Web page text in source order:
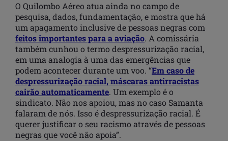
O Quilombo Aéreo atua ainda no campo de
pesquisa, dados, fundamentação, e mostra que há
um apagamento inclusive de pessoas negras com
feitos importantes para a aviação. A comissária
também cunhou o termo despressurização racial,
em uma analogia à uma das emergências que
podem acontecer durante um voo. “Em caso de
despressurização racial, máscaras antirracistas
cairão automaticamente. Um exemplo é o
sindicato. Não nos apoiou, mas no caso Samanta
falaram de nós. Isso é despressurização racial. É
querer justificar o seu racismo através de pessoas
negras que você não apoia”.